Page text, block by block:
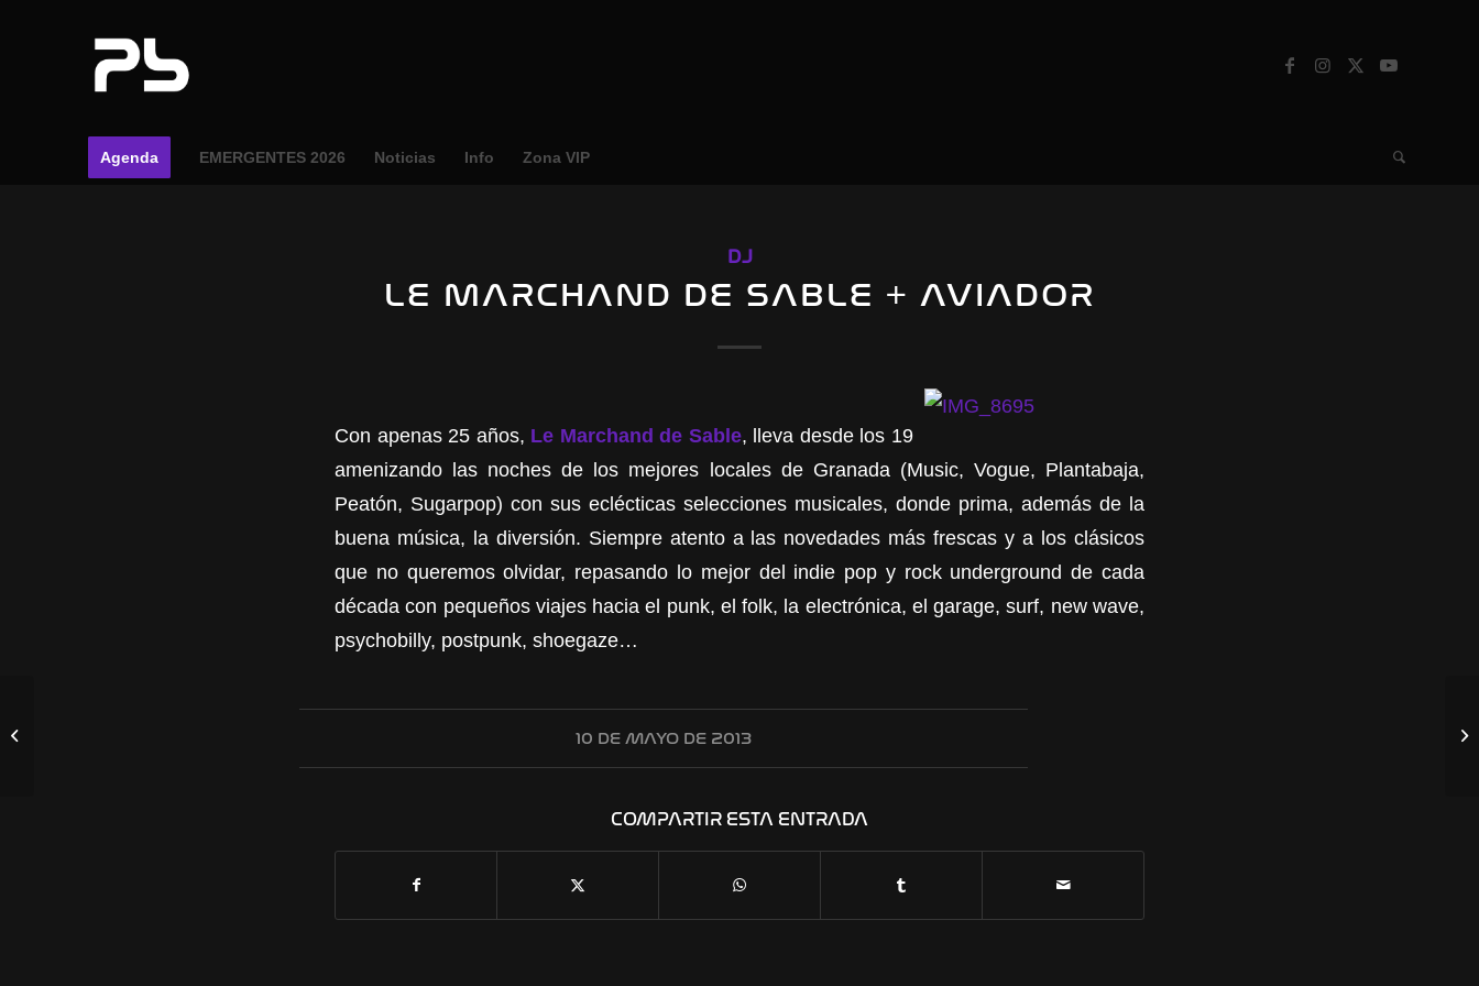
Agenda EMERGENTES 2026 Noticias Info Zona VIP
DJ
LE MARCHAND DE SABLE + AVIADOR
Con apenas 25 años, Le Marchand de Sable, lleva desde los 19
amenizando las noches de los mejores locales de Granada (Music, Vogue, Plantabaja,
Peatón, Sugarpop) con sus eclécticas selecciones musicales, donde prima, además de la
buena música, la diversión. Siempre atento a las novedades más frescas y a los clásicos
que no queremos olvidar, repasando lo mejor del indie pop y rock underground de cada
década con pequeños viajes hacia el punk, el folk, la electrónica, el garage, surf, new wave,
psychobilly, postpunk, shoegaze…
10 DE MAYO DE 2013
COMPARTIR ESTA ENTRADA